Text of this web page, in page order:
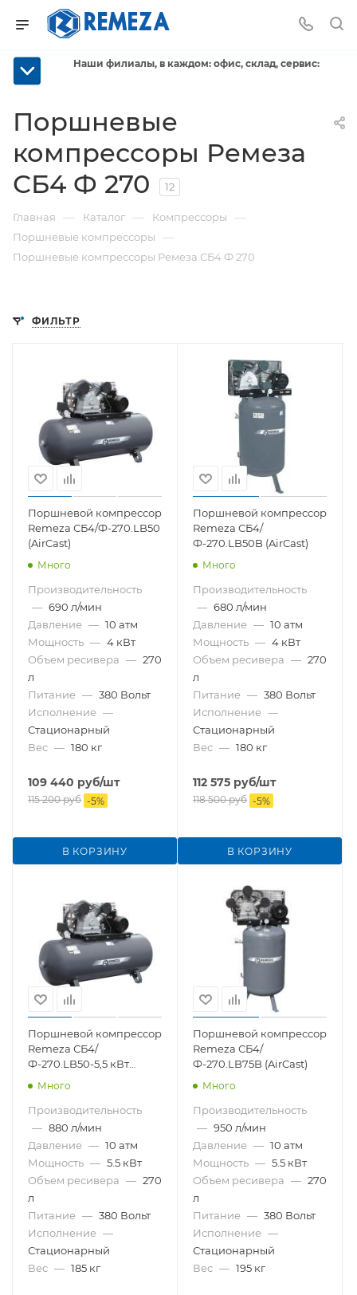
Наши филиалы, в каждом: офис, склад, сервис:
Поршневые
компрессоры Ремеза
СБ4 Ф 270
12
Главная — Каталог — Компрессоры —
Поршневые компрессоры —
Поршневые компрессоры Ремеза СБ4 Ф 270
ФИЛЬТР
Поршневой компрессор
Remeza СБ4/Ф-270.LB50
(AirCast)
Много
Производительность
— 690 л/мин
Давление — 10 атм
Мощность — 4 кВт
Объем ресивера — 270
л
Питание — 380 Вольт
Исполнение —
Стационарный
Вес — 180 кг
109 440 руб/шт
115 200руб -5%
В КОРЗИНУ
Поршневой компрессор
Remeza СБ4/
Ф-270.LB50B (AirCast)
Много
Производительность
— 680 л/мин
Давление — 10 атм
Мощность — 4 кВт
Объем ресивера — 270
л
Питание — 380 Вольт
Исполнение —
Стационарный
Вес — 180 кг
112 575 руб/шт
118 500руб -5%
В КОРЗИНУ
Поршневой компрессор
Remeza СБ4/
Ф-270.LB50-5,5 кВт
Много
Производительность
— 880 л/мин
Давление — 10 атм
Мощность — 5.5 кВт
Объем ресивера — 270
л
Питание — 380 Вольт
Исполнение —
Стационарный
Вес — 185 кг
Поршневой компрессор
Remeza СБ4/
Ф-270.LB75B (AirCast)
Много
Производительность
— 950 л/мин
Давление — 10 атм
Мощность — 5.5 кВт
Объем ресивера — 270
л
Питание — 380 Вольт
Исполнение —
Стационарный
Вес — 195 кг